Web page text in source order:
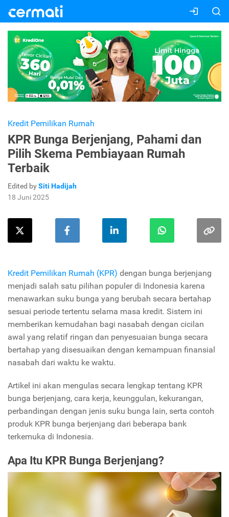
Kredit Pemilikan Rumah
KPR Bunga Berjenjang, Pahami dan
Pilih Skema Pembiayaan Rumah
Terbaik
Edited bySiti Hadijah
18 Juni 2025
Kredit Pemilikan Rumah (KPR) dengan bunga berjenjang
menjadi salah satu pilihan populer di Indonesia karena
menawarkan suku bunga yang berubah secara bertahap
sesuai periode tertentu selama masa kredit. Sistem ini
memberikan kemudahan bagi nasabah dengan cicilan
awal yang relatif ringan dan penyesuaian bunga secara
bertahap yang disesuaikan dengan kemampuan finansial
nasabah dari waktu ke waktu.
Artikel ini akan mengulas secara lengkap tentang KPR
bunga berjenjang, cara kerja, keunggulan, kekurangan,
perbandingan dengan jenis suku bunga lain, serta contoh
produk KPR bunga berjenjang dari beberapa bank
terkemuka di Indonesia.
Apa Itu KPR Bunga Berjenjang?